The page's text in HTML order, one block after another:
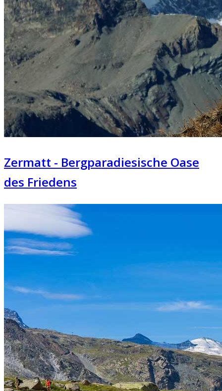
Zermatt - Bergparadiesische Oase
des Friedens